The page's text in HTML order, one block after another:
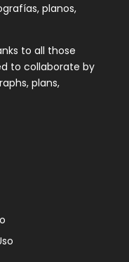
planos,
to all those
to collaborate by
plans,